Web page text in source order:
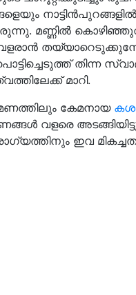
നാട്ടിൻപുറങ്ങളിൽ
മണ്ണിൽ
തിന്ന
മാറി.
കേമനായ
വളരെ
ഇവ